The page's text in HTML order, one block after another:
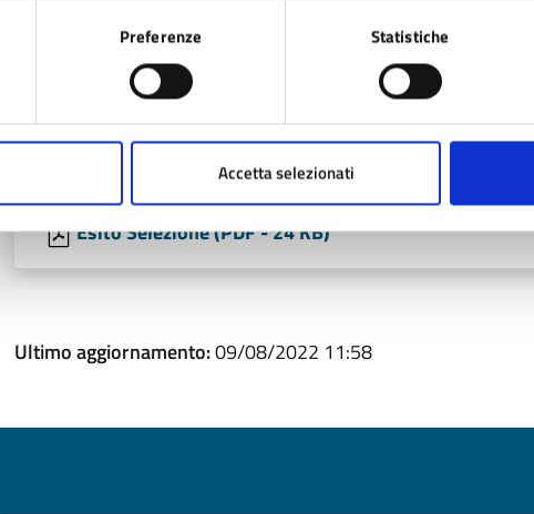
Preferenze Statistiche
Accetta selezionati
Domande Colloquio (PDF - 27 KB)
Esito Selezione (PDF - 24 KB)
Ultimo aggiornamento:09/08/2022 11:58